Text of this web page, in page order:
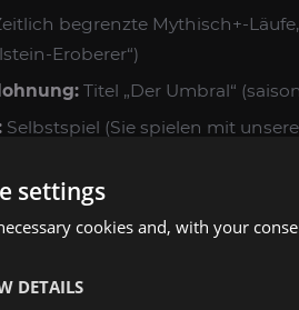
begrenzte Mythisch+-
Eroberer“)
Titel „Der Umbral“
Selbstspiel (Sie spielen mit
10 Minuten nach Bestellung
Stufe 90, aktives WoW-
Spielzeit:
4–8 Stunden
settings
cookies and, with your
DETAILS